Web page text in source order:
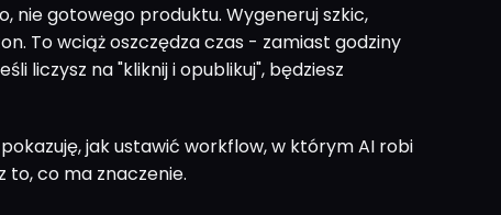
nie gotowego produktu. Wygeneruj szkic,
To wciąż oszczędza czas - zamiast godziny
liczysz na "kliknij i opublikuj", będziesz
pokazuję, jak ustawić workflow, w którym AI robi
to, co ma znaczenie.